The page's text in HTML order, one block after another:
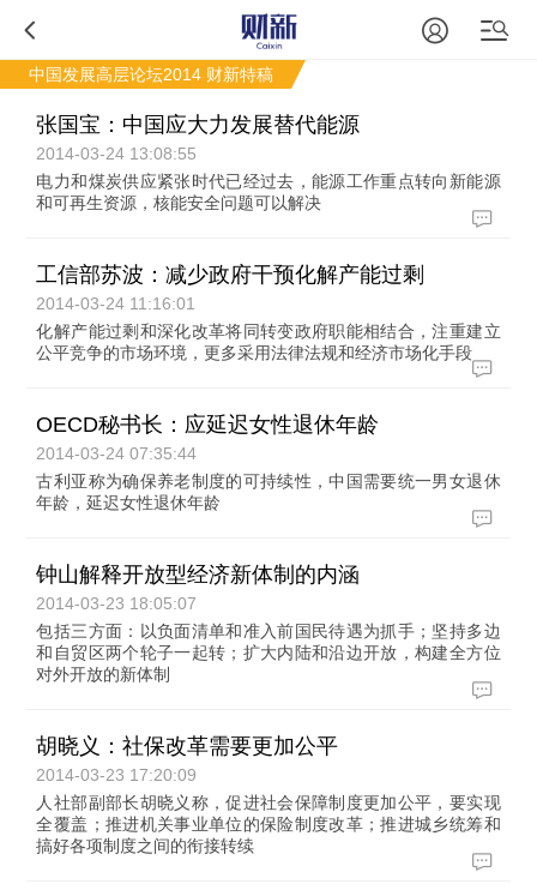
中国发展高层论坛2014 财新特稿
张国宝：中国应大力发展替代能源
2014-03-24 13:08:55
电力和煤炭供应紧张时代已经过去，能源工作重点转向新能源
和可再生资源，核能安全问题可以解决
工信部苏波：减少政府干预化解产能过剩
2014-03-24 11:16:01
化解产能过剩和深化改革将同转变政府职能相结合，注重建立
公平竞争的市场环境，更多采用法律法规和经济市场化手段
OECD秘书长：应延迟女性退休年龄
2014-03-24 07:35:44
古利亚称为确保养老制度的可持续性，中国需要统一男女退休
年龄，延迟女性退休年龄
钟山解释开放型经济新体制的内涵
2014-03-23 18:05:07
包括三方面：以负面清单和准入前国民待遇为抓手；坚持多边
和自贸区两个轮子一起转；扩大内陆和沿边开放，构建全方位
对外开放的新体制
胡晓义：社保改革需要更加公平
2014-03-23 17:20:09
人社部副部长胡晓义称，促进社会保障制度更加公平，要实现
全覆盖；推进机关事业单位的保险制度改革；推进城乡统筹和
搞好各项制度之间的衔接转续